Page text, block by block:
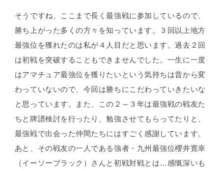
そうですね、ここまで長く最強戦に参加しているので、
勝ち上がった多くの方々を知っています。３回以上地方
最強位を獲れたのは私が４人目だと思います。過去２回
は初戦を突破することもできませんでした。一生に一度
はアマチュア最強位を獲りたいという気持ちは昔から変
わっていないので、今回は勝ちにこだわっていきたいな
と思っています。また、この２～３年は最強戦の戦友た
ちと牌譜検討を行ったり、勉強させてもらってたりと、
最強戦で出会った仲間たちにはすごく感謝しています。
あと、その戦友の一人である強者・九州最強位櫻井寛幸
（イーソーブラック）さんと初戦対戦とは…感慨深いも